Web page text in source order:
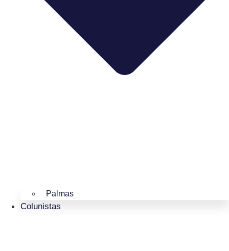
Palmas
Colunistas